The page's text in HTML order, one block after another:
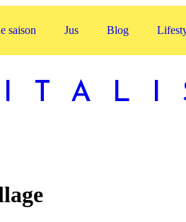
saison Jus Blog